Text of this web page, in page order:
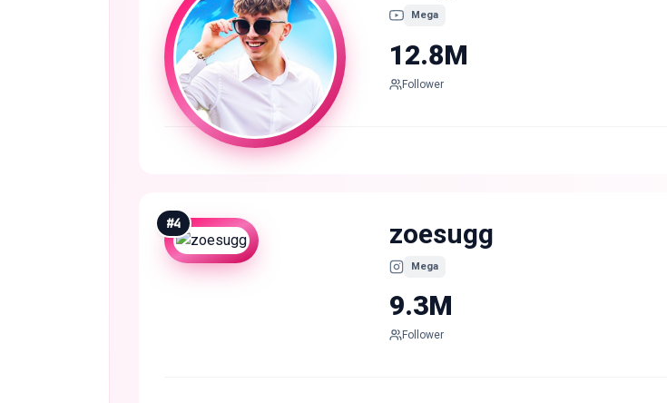
Mega
12.8M
Follower
#4 zoesugg
Mega
9.3M
Follower